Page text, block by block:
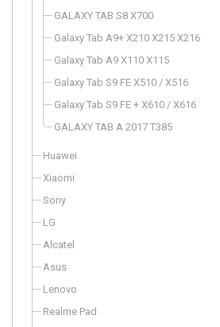
GALAXY TAB S8 X700
Galaxy Tab A9+ X210 X215 X216
Galaxy Tab A9 X110 X115
Galaxy Tab S9 FE X510 / X516
Galaxy Tab S9 FE + X610 / X616
GALAXY TAB A 2017 T385
Huawei
Xiaomi
Sony
LG
Alcatel
Asus
Lenovo
Realme Pad